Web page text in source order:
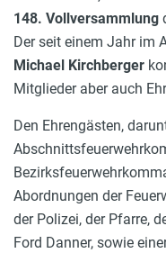
148. Vollversammlung
Der seit einem Jahr im
Michael Kirchberger
Mitglieder aber auch
Den Ehrengästen,
Abordnungen der
der Polizei, der Pfarre,
Ford Danner, sowie